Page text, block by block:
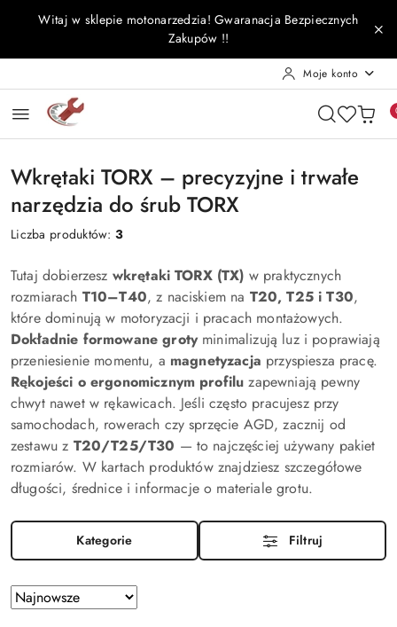
Przejdź do treści głównej
Przejdź do wyszukiwarki
Przejdź do moje konto
Przejdź do menu głównego
Przejdź do stopki
Witaj w sklepie motonarzedzia! Gwaranacja Bezpiecznych
Zakupów !!
Moje konto
Wkrętaki TORX – precyzyjne i trwałe
narzędzia do śrub TORX
Liczba produktów:3
Tutaj dobierzesz wkrętaki TORX (TX) w praktycznych
rozmiarach T10–T40, z naciskiem na T20, T25 i T30,
które dominują w motoryzacji i pracach montażowych.
Dokładnie formowane grotyminimalizują luz i poprawiają
przeniesienie momentu, a magnetyzacja przyspiesza pracę.
Rękojeści o ergonomicznym profilu zapewniają pewny
chwyt nawet w rękawicach. Jeśli często pracujesz przy
samochodach, rowerach czy sprzęcie AGD, zacznij od
zestawu z T20/T25/T30 — to najczęściej używany pakiet
rozmiarów. W kartach produktów znajdziesz szczegółowe
długości, średnice i informacje o materiale grotu.
Kategorie Filtruj
Zastosowano
sortowanie:
Sortuj
według